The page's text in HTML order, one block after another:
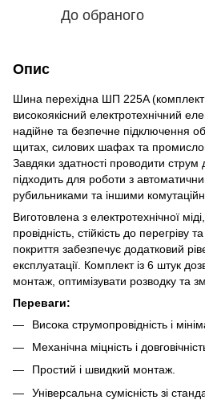
До обраного
Опис
Шина перехідна ШП 225A
високоякісний електротехнічний
надійне та безпечне підключення
щитах, силових шафах та
Завдяки здатності проводити
підходить для роботи з
рубильниками та іншими
Виготовлена з електротехнічної
провідність, стійкість до перегріву
покриття забезпечує додатковий
експлуатації. Комплект із 6 штук
монтаж, оптимізувати розводку та
Переваги:
Висока струмопровідність і
Механічна міцність і
Простий і швидкий монтаж.
Універсальна сумісність зі